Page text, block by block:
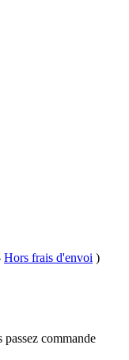
Hors frais d'envoi )
passez commande